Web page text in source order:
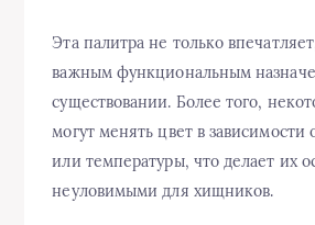
Эта палитра не только
важным функциональным
существовании. Более того,
могут менять цвет в зависимости
или температуры, что делает их
неуловимыми для хищников.